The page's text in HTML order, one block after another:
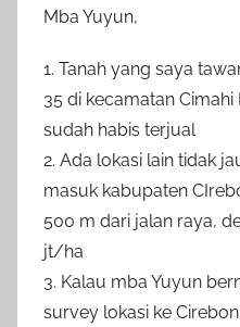
Mba Yuyun,
1. Tanah yang saya
35 di kecamatan
sudah habis terjual
2. Ada lokasi lain tidak
masuk kabupaten
500 m dari jalan raya,
jt/ha
3. Kalau mba Yuyun
survey lokasi ke